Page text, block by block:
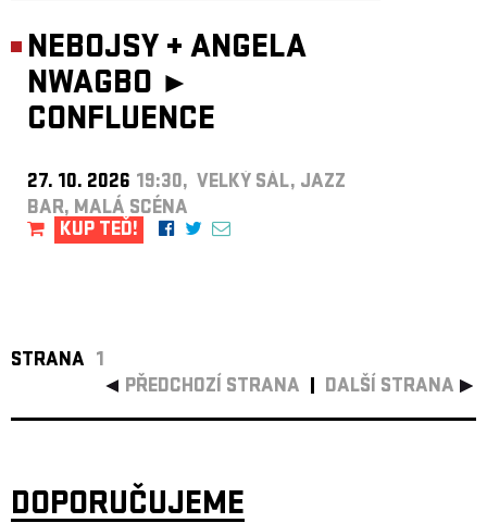
NEBOJSY + ANGELA
NWAGBO ►
CONFLUENCE
27. 10. 2026 19:30, VELKÝ SÁL, JAZZ
BAR, MALÁ SCÉNA
KUP TEĎ!
STRANA 1
PŘEDCHOZÍ STRANA
DALŠÍ STRANA
DOPORUČUJEME